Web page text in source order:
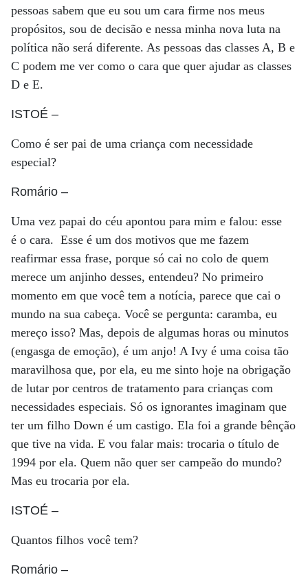
pessoas sabem que eu sou um cara firme nos meus
propósitos, sou de decisão e nessa minha nova luta na
política não será diferente. As pessoas das classes A, B e
C podem me ver como o cara que quer ajudar as classes
D e E.
ISTOÉ –
Como é ser pai de uma criança com necessidade
especial?
Romário –
Uma vez papai do céu apontou para mim e falou: esse
é o cara. Esse é um dos motivos que me fazem
reafirmar essa frase, porque só cai no colo de quem
merece um anjinho desses, entendeu? No primeiro
momento em que você tem a notícia, parece que cai o
mundo na sua cabeça. Você se pergunta: caramba, eu
mereço isso? Mas, depois de algumas horas ou minutos
(engasga de emoção), é um anjo! A Ivy é uma coisa tão
maravilhosa que, por ela, eu me sinto hoje na obrigação
de lutar por centros de tratamento para crianças com
necessidades especiais. Só os ignorantes imaginam que
ter um filho Down é um castigo. Ela foi a grande bênção
que tive na vida. E vou falar mais: trocaria o título de
1994 por ela. Quem não quer ser campeão do mundo?
Mas eu trocaria por ela.
ISTOÉ –
Quantos filhos você tem?
Romário –